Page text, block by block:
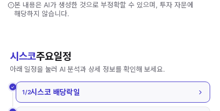
본 내용은 AI가 생성한 것으로 부정확할 수 있으며, 투자 자문에
해당하지 않습니다.
시스코주요일정
아래 일정을 눌러 AI 분석과 상세 정보를 확인해 보세요.
1/2시스코 배당락일